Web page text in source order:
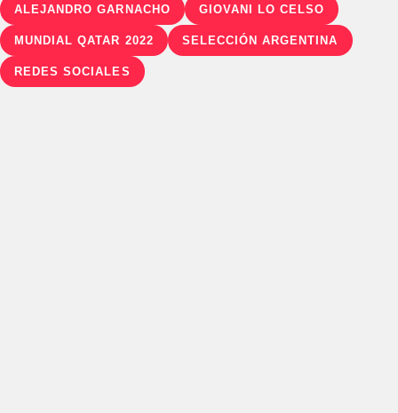
ALEJANDRO GARNACHO GIOVANI LO CELSO
MUNDIAL QATAR 2022 SELECCIÓN ARGENTINA
REDES SOCIALES